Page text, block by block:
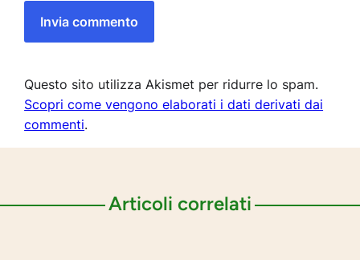
Questo sito utilizza Akismet per ridurre lo spam.
Scopri come vengono elaborati i dati derivati dai
commenti.
Articoli correlati